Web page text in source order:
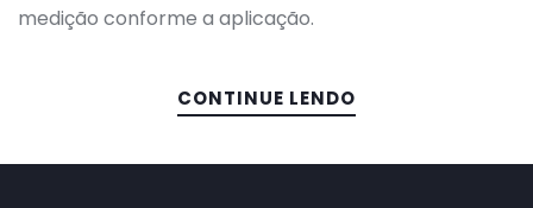
medição conforme a aplicação.
CONTINUE LENDO